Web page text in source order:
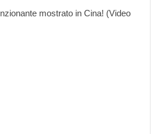
mostrato in Cina! (Video